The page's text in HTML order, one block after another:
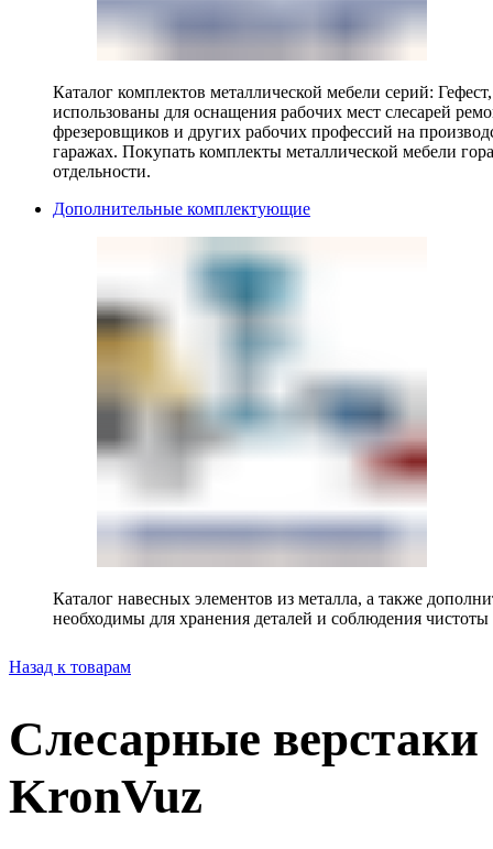
Каталог комплектов металлической мебели серий:
использованы для оснащения рабочих мест слесарей
фрезеровщиков и других рабочих профессий на
гаражах. Покупать комплекты металлической мебели
отдельности.
Дополнительные комплектующие
Каталог навесных элементов из металла, а также
необходимы для хранения деталей и соблюдения чистоты
Назад к товарам
Слесарные верстаки
KronVuz